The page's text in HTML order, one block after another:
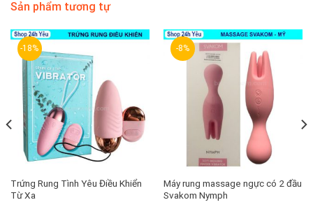
Sản phẩm tương tự
-18%
Trứng Rung Tình Yêu Điều Khiển
Từ Xa
-8%
Máy rung massage ngực có 2 đầu
Svakom Nymph